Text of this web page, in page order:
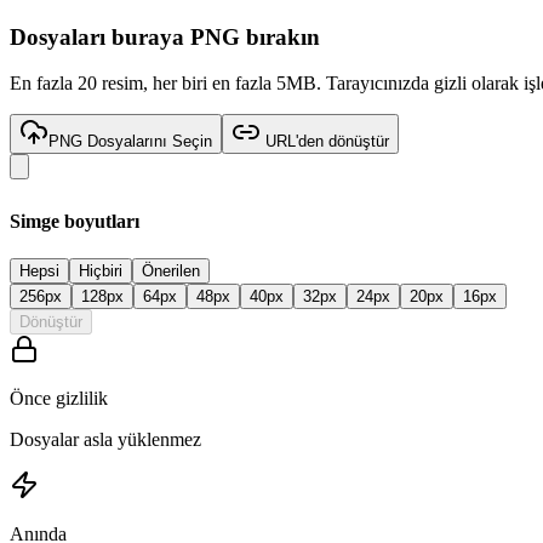
Dosyaları buraya PNG bırakın
En fazla 20 resim, her biri en fazla 5MB. Tarayıcınızda gizli olarak
PNG Dosyalarını Seçin URL'den dönüştür
Simge boyutları
Hepsi Hiçbiri
Önerilen
256px 128px 64px 48px 40px 32px 24px 20px 16px
Dönüştür
Önce gizlilik
Dosyalar asla yüklenmez
Anında